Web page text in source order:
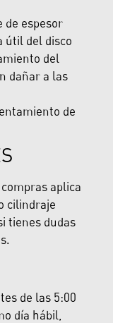
de espesor
útil del disco
del
dañar a las
de
aplica
cilindraje
tienes dudas
de las 5:00
día hábil,